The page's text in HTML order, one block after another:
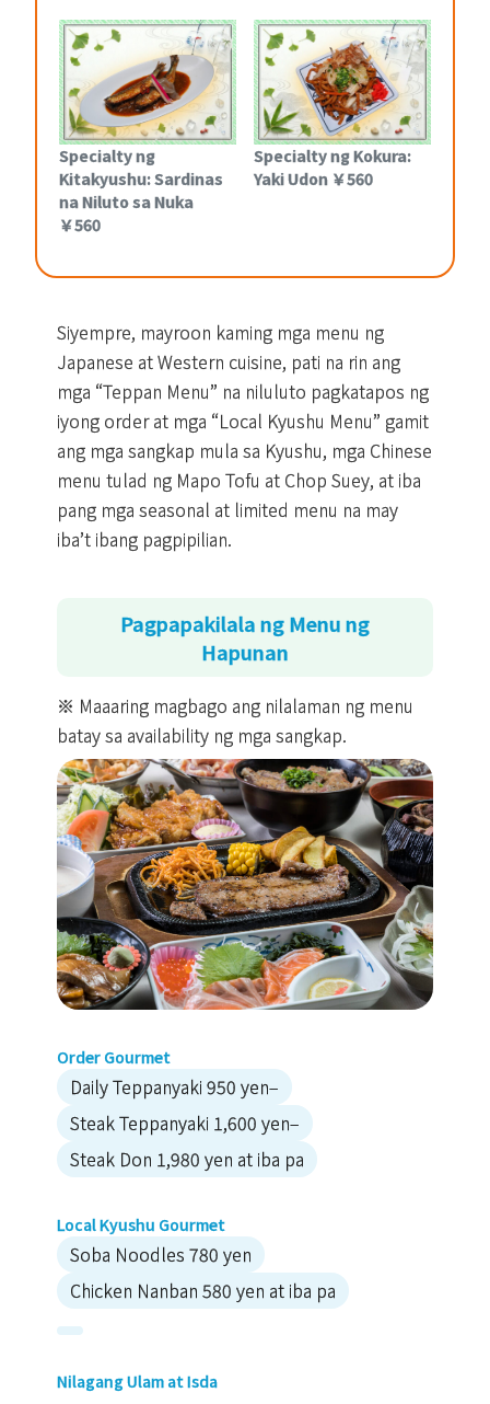
Specialty ng
Kitakyushu: Sardinas
na Niluto sa Nuka
￥560
Specialty ng Kokura:
Yaki Udon ￥560
Siyempre, mayroon kaming mga menu ng
Japanese at Western cuisine, pati na rin ang
mga “Teppan Menu” na niluluto pagkatapos ng
iyong order at mga “Local Kyushu Menu” gamit
ang mga sangkap mula sa Kyushu, mga Chinese
menu tulad ng Mapo Tofu at Chop Suey, at iba
pang mga seasonal at limited menu na may
iba’t ibang pagpipilian.
Pagpapakilala ng Menu ng
Hapunan
※ Maaaring magbago ang nilalaman ng menu
batay sa availability ng mga sangkap.
Order Gourmet
Daily Teppanyaki 950 yen–
Steak Teppanyaki 1,600 yen–
Steak Don 1,980 yen at iba pa
Local Kyushu Gourmet
Soba Noodles 780 yen
Chicken Nanban 580 yen at iba pa
Nilagang Ulam at Isda